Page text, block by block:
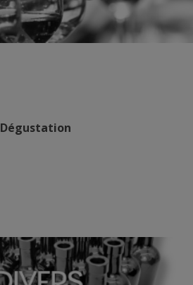
Dégustation